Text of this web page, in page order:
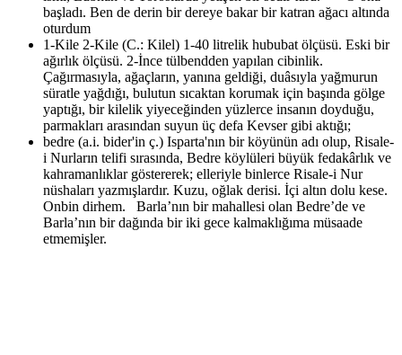
başladı. Ben de derin bir dereye bakar bir katran ağacı altında
oturdum
1-Kile 2-Kile (C.: Kilel) 1-40 litrelik hububat ölçüsü. Eski bir
ağırlık ölçüsü. 2-İnce tülbendden yapılan cibinlik.
Çağırmasıyla, ağaçların, yanına geldiği, duâsıyla yağmurun
süratle yağdığı, bulutun sıcaktan korumak için başında gölge
yaptığı, bir kilelik yiyeceğinden yüzlerce insanın doyduğu,
parmakları arasından suyun üç defa Kevser gibi aktığı;
bedre (a.i. bider'in ç.) Isparta'nın bir köyünün adı olup, Risale-
i Nurların telifi sırasında, Bedre köylüleri büyük fedakârlık ve
kahramanlıklar göstererek; elleriyle binlerce Risale-i Nur
nüshaları yazmışlardır. Kuzu, oğlak derisi. İçi altın dolu kese.
Onbin dirhem. Barla’nın bir mahallesi olan Bedre’de ve
Barla’nın bir dağında bir iki gece kalmaklığıma müsaade
etmemişler.